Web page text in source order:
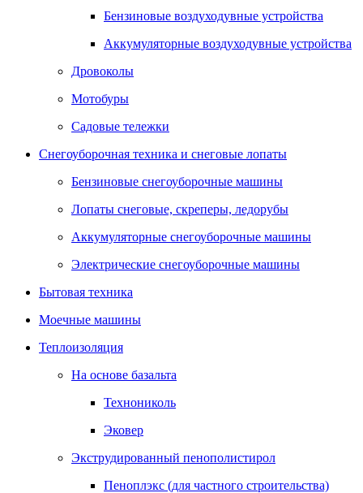
Бензиновые воздуходувные устройства
Аккумуляторные воздуходувные устройства
Дровоколы
Мотобуры
Садовые тележки
Снегоуборочная техника и снеговые лопаты
Бензиновые снегоуборочные машины
Лопаты снеговые, скреперы, ледорубы
Аккумуляторные снегоуборочные машины
Электрические снегоуборочные машины
Бытовая техника
Моечные машины
Теплоизоляция
На основе базальта
Технониколь
Эковер
Экструдированный пенополистирол
Пеноплэкс (для частного строительства)